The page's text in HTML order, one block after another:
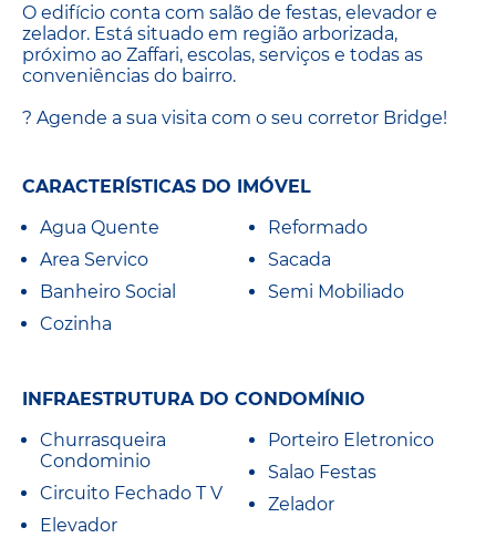
O edifício conta com salão de festas, elevador e
zelador. Está situado em região arborizada,
próximo ao Zaffari, escolas, serviços e todas as
conveniências do bairro.
? Agende a sua visita com o seu corretor Bridge!
CARACTERÍSTICAS DO IMÓVEL
Agua Quente
Area Servico
Banheiro Social
Cozinha
Reformado
Sacada
Semi Mobiliado
INFRAESTRUTURA DO CONDOMÍNIO
Churrasqueira
Condominio
Circuito Fechado T V
Elevador
Porteiro Eletronico
Salao Festas
Zelador